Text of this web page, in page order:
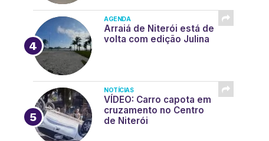
AGENDA
Arraiá de Niterói está de
volta com edição Julina
NOTÍCIAS
VÍDEO: Carro capota em
cruzamento no Centro
de Niterói